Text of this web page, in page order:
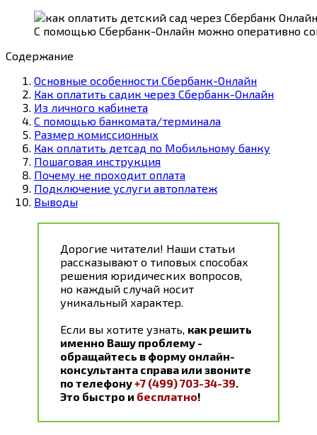
С помощью Сбербанк-Онлайн можно оперативно
Содержание
Основные особенности Сбербанк-Онлайн
Как оплатить садик через Сбербанк-Онлайн
Из личного кабинета
С помощью банкомата/терминала
Размер комиссионных
Как оплатить детсад по Мобильному банку
Пошаговая инструкция
Почему не проходит оплата
Подключение услуги автоплатеж
Выводы
Дорогие читатели! Наши статьи
рассказывают о типовых способах
решения юридических вопросов,
но каждый случай носит
уникальный характер.
Если вы хотите узнать, как решить
именно Вашу проблему -
обращайтесь в форму онлайн-
консультанта справа или звоните
по телефону+7 (499) 703-34-39.
Это быстро и бесплатно!